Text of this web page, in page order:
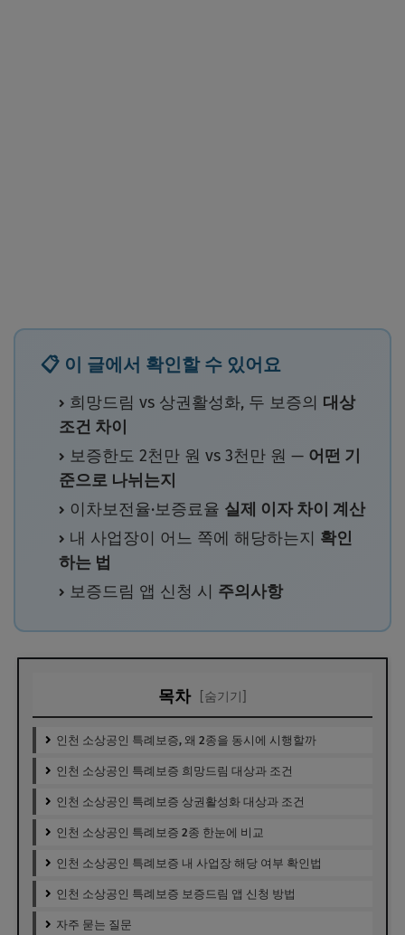
📋 이 글에서 확인할 수 있어요
희망드림 vs 상권활성화, 두 보증의 대상
조건 차이
보증한도 2천만 원 vs 3천만 원 — 어떤 기
준으로 나뉘는지
이차보전율·보증료율 실제 이자 차이 계산
내 사업장이 어느 쪽에 해당하는지 확인
하는 법
보증드림 앱 신청 시 주의사항
목차 [숨기기]
인천 소상공인 특례보증, 왜 2종을 동시에 시행할까
인천 소상공인 특례보증 희망드림 대상과 조건
인천 소상공인 특례보증 상권활성화 대상과 조건
인천 소상공인 특례보증 2종 한눈에 비교
인천 소상공인 특례보증 내 사업장 해당 여부 확인법
인천 소상공인 특례보증 보증드림 앱 신청 방법
자주 묻는 질문